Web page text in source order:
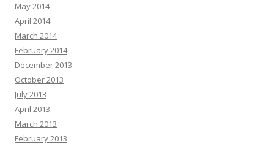
May 2014
April 2014
March 2014
February 2014
December 2013
October 2013
July 2013
April 2013
March 2013
February 2013